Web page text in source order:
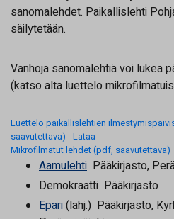
sanomalehdet. Paikallislehti
säilytetään.
Vanhoja sanomalehtiä voi lukea
(katso alta luettelo
Luettelo paikallislehtien
saavutettava)
Lataa
Mikrofilmatut lehdet (pdf, saavutettava)
Aamulehti Pääkirjasto,
Demokraatti Pääkirjasto
Epari(lahj.) Pääkirjasto,